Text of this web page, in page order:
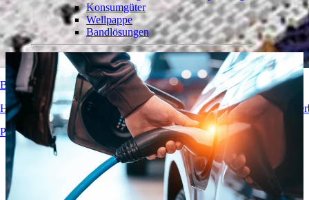
Belt Finder
Hier finden Sie detaillierte technische Informationen zu unseren
Produktübersicht
Konsumgüter
Wellpappe
Bandlösungen
Logistik und Materialförderung
E-Commerce und Vertrieb
Post und Paket
Reifen- und Automobilindustrie
Reifen
Automobilindustrie
EV-Batterien
Industrieproduktion
Branchenübersicht
Einblicke
August 22, 2022